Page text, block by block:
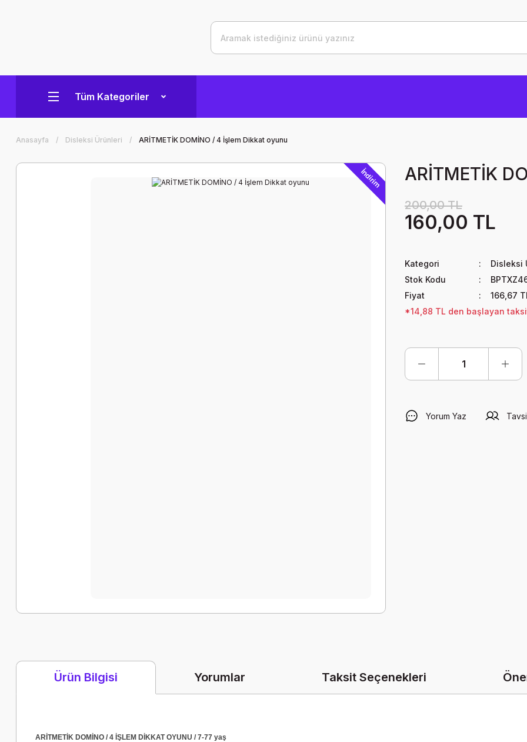
Tüm Kategoriler
Anasayfa Disleksi Ürünleri ARİTMETİK DOMİNO / 4 İşlem Dikkat oyunu
İndirim ARİTMETİK
200,00 TL
160,00 TL
Kategori
Disleksi
Stok Kodu
Fiyat
166,67
*14,88 TL den başlayan
Yorum Yaz
Ürün Bilgisi Yorumlar Taksit Seçenekleri
ARİTMETİK DOMİNO / 4 İŞLEM DİKKAT OYUNU / 7-77 yaş